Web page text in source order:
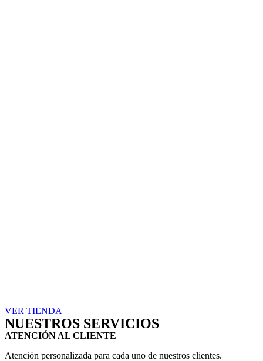
VER TIENDA
NUESTROS SERVICIOS
ATENCIÓN AL CLIENTE
Atención personalizada para cada uno de nuestros clientes.